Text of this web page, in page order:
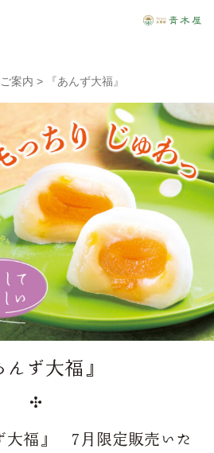
案内 > 『あんず大福』
んず大福』
大福』 7月限定販売いた